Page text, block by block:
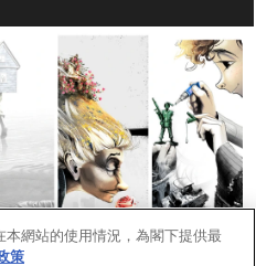
網站的使用情況，為閣下提供最
策